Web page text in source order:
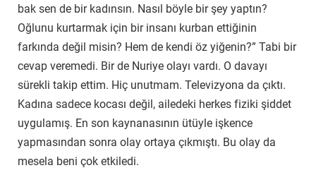
bak sen de bir kadınsın. Nasıl böyle bir şey yaptın?
Oğlunu kurtarmak için bir insanı kurban ettiğinin
farkında değil misin? Hem de kendi öz yiğenin?” Tabi bir
cevap veremedi. Bir de Nuriye olayı vardı. O davayı
sürekli takip ettim. Hiç unutmam. Televizyona da çıktı.
Kadına sadece kocası değil, ailedeki herkes fiziki şiddet
uygulamış. En son kaynanasının ütüyle işkence
yapmasından sonra olay ortaya çıkmıştı. Bu olay da
mesela beni çok etkiledi.